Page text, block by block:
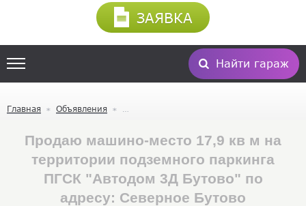
Найти гараж
ЗАЯВКА
Главная Объявления
Продаю машино-место 17,9 кв м на
территории подземного паркинга
ПГСК "Автодом 3Д Бутово" по
адресу: Северное Бутово